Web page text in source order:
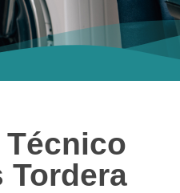
Tordera